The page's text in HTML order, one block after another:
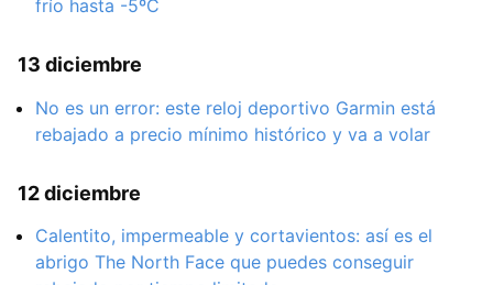
frío hasta -5ºC
13 diciembre
No es un error: este reloj deportivo Garmin está
rebajado a precio mínimo histórico y va a volar
12 diciembre
Calentito, impermeable y cortavientos: así es el
abrigo The North Face que puedes conseguir